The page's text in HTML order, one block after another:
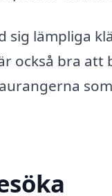
sig lämpliga
också bra att